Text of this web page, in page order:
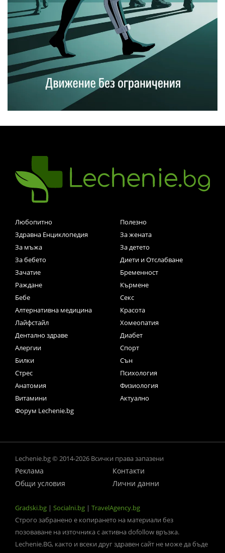
Любопитно
Полезно
Здравна Енциклопедия
За жената
За мъжа
За детето
За бебето
Диети и Отслабване
Зачатие
Бременност
Раждане
Кърмене
Бебе
Секс
Алтернативна медицина
Красота
Лайфстайл
Хомеопатия
Дентално здраве
Диабет
Алергии
Спорт
Билки
Сън
Стрес
Психология
Анатомия
Физиология
Витамини
Актуално
Форум Lechenie.bg
Lechenie.bg © 2014-2026 Всички права запазени
Реклама
Контакти
Общи условия
Лични данни
Gradski.bg | Socialni.bg | TravelAgency.bg
Строго забранено е копирането на материали без
позоваване на източника с активна dofollow връзка.
Lechenie.BG, както и всеки друг здравен сайт не може да бъде